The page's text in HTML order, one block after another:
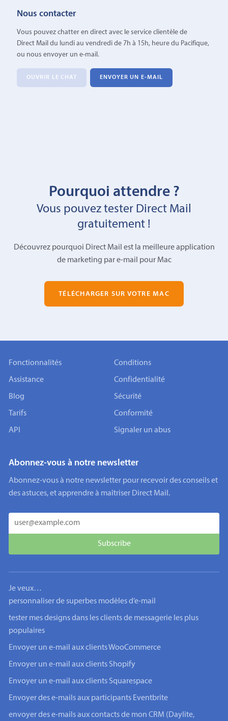
Nous contacter
Vous pouvez chatter en direct avec le service clientèle de
Direct Mail du lundi au vendredi de 7h à 15h, heure du Pacifique,
ou nous envoyer un e-mail.
OUVRIR LE CHAT ENVOYER UN E-MAIL
Pourquoi attendre ?
Vous pouvez tester Direct Mail
gratuitement !
Découvrez pourquoi Direct Mail est la meilleure application
de marketing par e-mail pour Mac
TÉLÉCHARGER SUR VOTRE MAC
Fonctionnalités
Assistance
Blog
Tarifs
API
Conditions
Confidentialité
Sécurité
Conformité
Signaler un abus
Abonnez-vous à notre newsletter
Abonnez-vous à notre newsletter pour recevoir des conseils et
des astuces, et apprendre à maîtriser Direct Mail.
Je veux…
personnaliser de superbes modèles d’e-mail
tester mes designs dans les clients de messagerie les plus
populaires
Envoyer un e-mail aux clients WooCommerce
Envoyer un e-mail aux clients Shopify
Envoyer un e-mail aux clients Squarespace
Envoyer des e-mails aux participants Eventbrite
envoyer des e-mails aux contacts de mon CRM (Daylite,